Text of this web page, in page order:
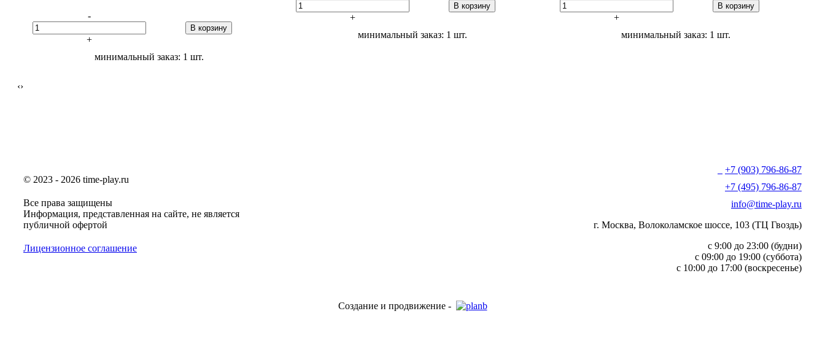
-
+
В корзину
минимальный заказ: 1 шт.
+
В корзину
минимальный заказ: 1 шт.
+
В корзину
минимальный заказ: 1 шт.
‹›
© 2023 - 2026 time-play.ru
Все права защищены
Информация, представленная на сайте, не является
публичной офертой
Лицензионное соглашение
+7 (903) 796-86-87
+7 (495) 796-86-87
info@time-play.ru
г. Москва, Волоколамское шоссе, 103 (ТЦ Гвоздь)
с 9:00 до 23:00 (будни)
с 09:00 до 19:00 (суббота)
с 10:00 до 17:00 (воскресенье)
Создание и продвижение -